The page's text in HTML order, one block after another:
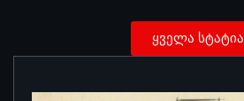
ყველა სტატია